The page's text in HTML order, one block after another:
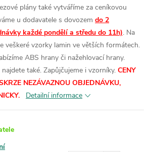
plány také vytváříme za ceníkovou
u dodavatele s dovozem do 2
každé pondělí a středu do 11h). Na
veškeré vzorky lamin ve větších formátech.
ABS hrany či nažehlovací hrany.
také. Zapůjčujeme i vzorníky. CENY
NEZÁVAZNOU OBJEDNÁVKU,
Detailní informace